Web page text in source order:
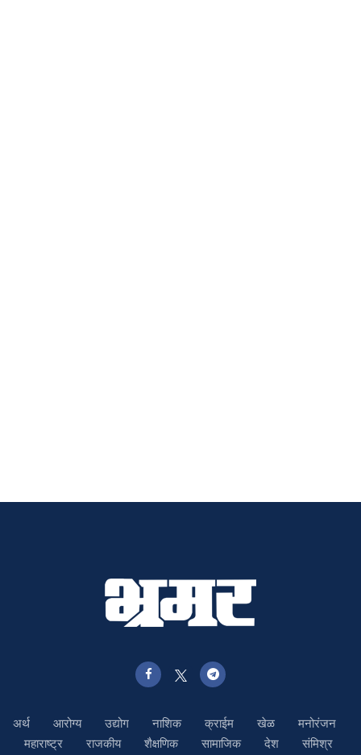
अर्थ आरोग्य उद्योग नाशिक क्राईम खेळ
मनोरंजन
महाराष्ट्र
राजकीय शैक्षणिक सामाजिक देश संमिश्र